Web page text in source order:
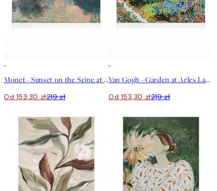
Monet - Sunset on the Seine at Lavacourt Obraz na płótnie
Od 153,30 zł219 zł
Van Gogh - Garden at Arles Landscape Obraz na płótnie
Od 153,30 zł219 zł